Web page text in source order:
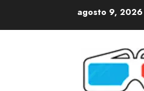
agosto 9, 2026